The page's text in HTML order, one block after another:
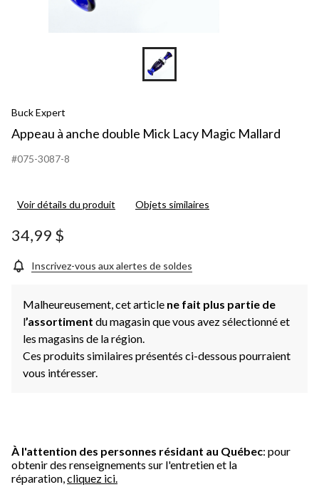
Buck Expert
Appeau à anche double Mick Lacy Magic Mallard
#075-3087-8
Voir détails du produit Objets similaires
34,99 $
Inscrivez-vous aux alertes de soldes
Malheureusement, cet article ne fait plus partie de
l’assortiment du magasin que vous avez sélectionné et
les magasins de la région.
Ces produits similaires présentés ci-dessous pourraient
vous intéresser.
À l'attention des personnes résidant au Québec: pour
obtenir des renseignements sur l'entretien et la
réparation, cliquez ici.